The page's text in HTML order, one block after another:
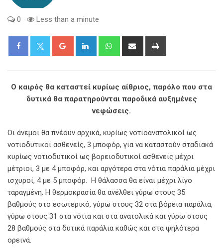
0 Less than a minute
Google+ LinkedIn WhatsappShare
O καιρός θα καταστεί κυρίως αίθριος, παρόλο που στα
δυτικά θα παρατηρούνται παροδικά αυξημένες
νεφώσεις.
Οι άνεμοι θα πνέουν αρχικά, κυρίως νοτιοανατολικοί ως
νοτιοδυτικοί ασθενείς, 3 μποφόρ, για να καταστούν σταδιακά
κυρίως νοτιοδυτικοί ως βορειοδυτικοί ασθενείς μέχρι
μέτριοι, 3 με 4 μποφόρ, και αργότερα στα νότια παράλια μέχρι
ισχυροί, 4 με 5 μποφόρ. Η θάλασσα θα είναι μέχρι λίγο
ταραγμένη. Η θερμοκρασία θα ανέλθει γύρω στους 35
βαθμούς στο εσωτερικό, γύρω στους 32 στα βόρεια παράλια,
γύρω στους 31 στα νότια και στα ανατολικά και γύρω στους
28 βαθμούς στα δυτικά παράλια καθώς και στα ψηλότερα
ορεινά.